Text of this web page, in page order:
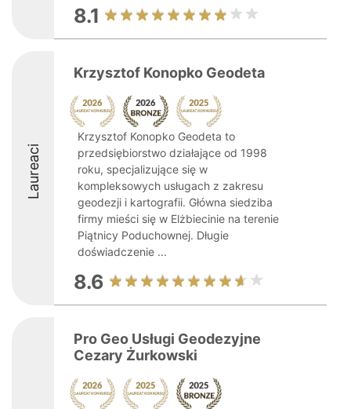
8.1
Laureaci
Krzysztof Konopko Geodeta
Krzysztof Konopko Geodeta to
przedsiębiorstwo działające od 1998
roku, specjalizujące się w
kompleksowych usługach z zakresu
geodezji i kartografii. Główna siedziba
firmy mieści się w Elżbiecinie na terenie
Piątnicy Poduchownej. Długie
doświadczenie ...
8.6
Pro Geo Usługi Geodezyjne
Cezary Żurkowski